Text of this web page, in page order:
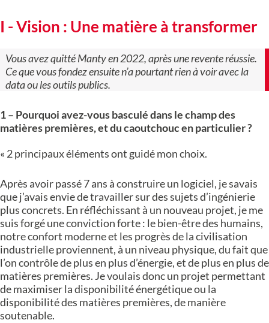
I - Vision : Une matière à transformer
Vous avez quitté Manty en 2022, après une revente réussie.
Ce que vous fondez ensuite n’a pourtant rien à voir avec la
data ou les outils publics.
1 – Pourquoi avez-vous basculé dans le champ des
matières premières, et du caoutchouc en particulier ?
« 2 principaux éléments ont guidé mon choix.
Après avoir passé 7 ans à construire un logiciel, je savais
que j’avais envie de travailler sur des sujets d’ingénierie
plus concrets. En réfléchissant à un nouveau projet, je me
suis forgé une conviction forte : le bien-être des humains,
notre confort moderne et les progrès de la civilisation
industrielle proviennent, à un niveau physique, du fait que
l’on contrôle de plus en plus d’énergie, et de plus en plus de
matières premières. Je voulais donc un projet permettant
de maximiser la disponibilité énergétique ou la
disponibilité des matières premières, de manière
soutenable.